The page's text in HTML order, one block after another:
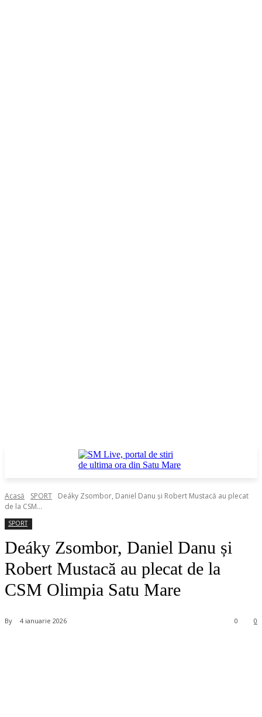
Acasă SPORT
Deáky Zsombor, Daniel Danu și Robert Mustacă au plecat
de la CSM...
SPORT
Deáky Zsombor, Daniel Danu și
Robert Mustacă au plecat de la
CSM Olimpia Satu Mare
By 4 ianuarie 2026 0
0